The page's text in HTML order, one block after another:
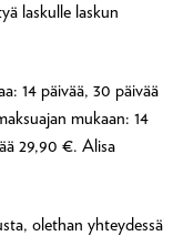
laskulle laskun
14 päivää, 30 päivää
mukaan: 14
29,90 €. Alisa
olethan yhteydessä